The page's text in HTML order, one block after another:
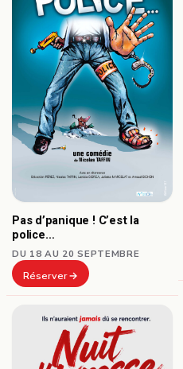
Pas d’panique ! C’est la
police…
DU 18 AU 20 SEPTEMBRE
Réserver